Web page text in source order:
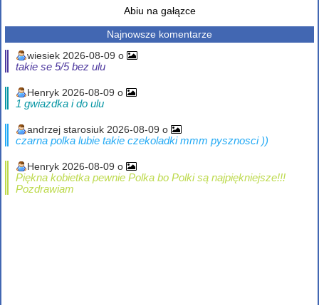
Abiu na gałązce
Najnowsze komentarze
wiesiek 2026-08-09 o
takie se 5/5 bez ulu
Henryk 2026-08-09 o
1 gwiazdka i do ulu
andrzej starosiuk 2026-08-09 o
czarna polka lubie takie czekoladki mmm pysznosci ))
Henryk 2026-08-09 o
Piękna kobietka pewnie Polka bo Polki są najpiękniejsze!!!
Pozdrawiam